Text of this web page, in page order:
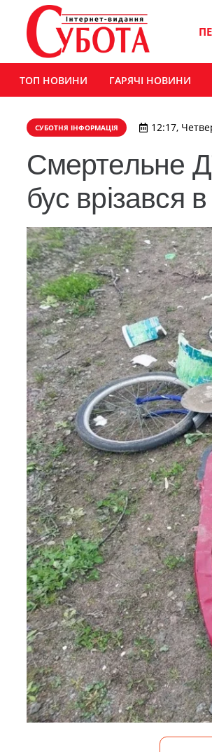
ТОП НОВИНИ ГАРЯЧІ НОВИНИ
СУБОТНЯ ІНФОРМАЦІЯ 12:17,
Смертельне
бус врізався